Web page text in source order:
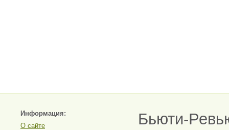
Информация:
О сайте
Бьюти-